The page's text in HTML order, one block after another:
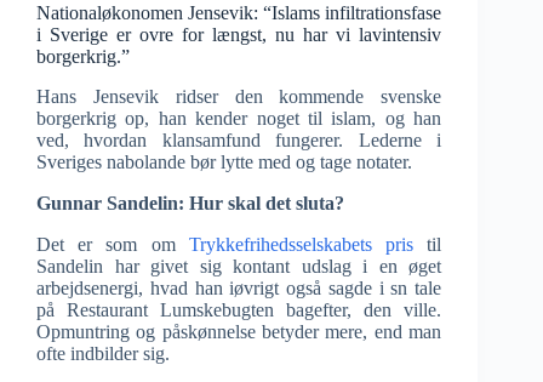
Nationaløkonomen Jensevik: “Islams infiltrationsfase
i Sverige er ovre for længst, nu har vi lavintensiv
borgerkrig.”
Hans Jensevik ridser den kommende svenske
borgerkrig op, han kender noget til islam, og han
ved, hvordan klansamfund fungerer. Lederne i
Sveriges nabolande bør lytte med og tage notater.
Gunnar Sandelin: Hur skal det sluta?
Det er som om Trykkefrihedsselskabets pris til
Sandelin har givet sig kontant udslag i en øget
arbejdsenergi, hvad han iøvrigt også sagde i sn tale
på Restaurant Lumskebugten bagefter, den ville.
Opmuntring og påskønnelse betyder mere, end man
ofte indbilder sig.